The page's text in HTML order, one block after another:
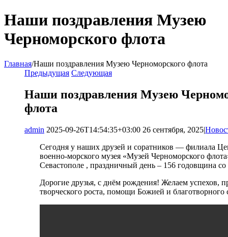
Наши поздравления Музею
Черноморского флота
Главная/Наши поздравления Музею Черноморского флота
Предыдущая Следующая
Наши поздравления Музею
флота
admin 2025-09-26T14:54:35+03:00 26 сентября, 2025|
Сегодня у наших друзей и соратников — филиала
военно-морского музея «Музей Черноморского
Севастополе , праздничный день – 156 годовщина
Дорогие друзья, с днём рождения! Желаем успехов,
творческого роста, помощи Божией и благотворного